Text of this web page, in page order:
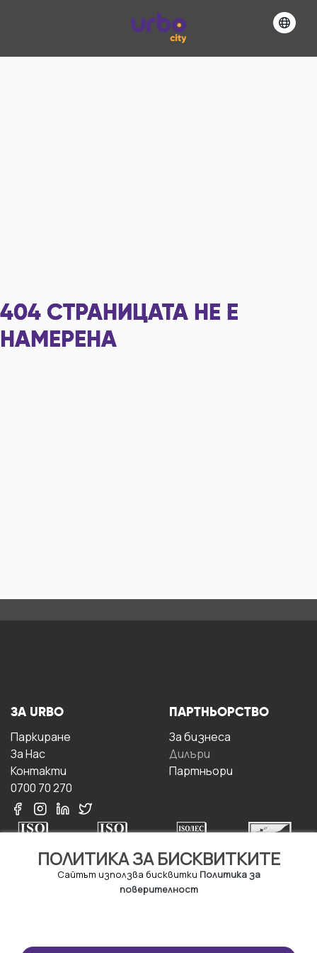
404 СТРАНИЦАТА НЕ Е
НАМЕРЕНА
ПОЛИТИКА ЗА БИСКВИТКИТЕ
Сайтът използва бисквитки Политика за
поверителност
ЗА URBO
Паркиране
За Hас
Контакти
0700 70 270
ПАРТНЬОРСТВО
За бизнесa
Дилъри
Партньори
Правила и условия за